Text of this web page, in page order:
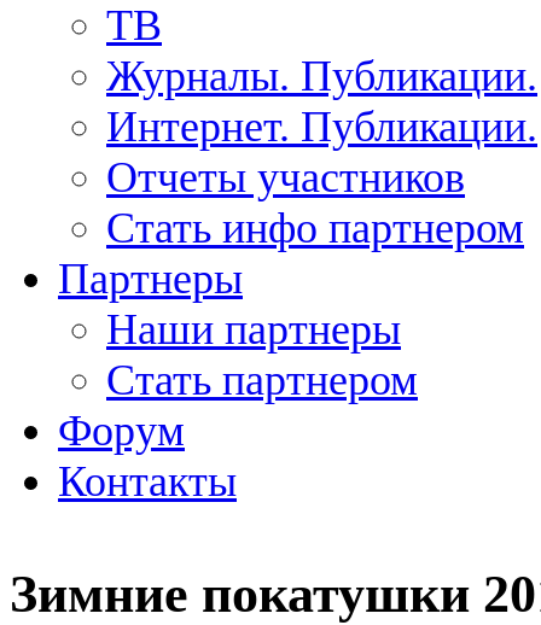
ТВ
Журналы. Публикации.
Интернет. Публикации.
Отчеты участников
Стать инфо партнером
Партнеры
Наши партнеры
Стать партнером
Форум
Контакты
Зимние покатушки